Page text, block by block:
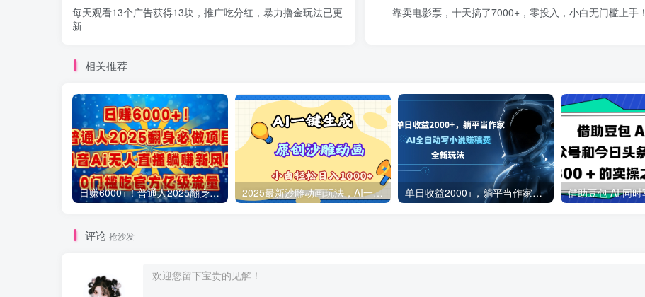
每天观看13个广告获得13块，推广吃分红，暴力撸金玩法已更
新
靠卖电影票，十天搞了7000+，零投入，小白无门槛上手！
相关推荐
日赚6000+！普通人2025翻身必做项目，抖音Ai无人直播躺赚新风口，0门槛吃官方亿级流量 2025最新沙雕动画玩法，AI一键生成，条条原创 轻松破千万播放，单日变现1K+，小白看完就会 单日收益2000+，躺平当作家，AI全自动写小说赚稿费，全新玩法
评论 抢沙发